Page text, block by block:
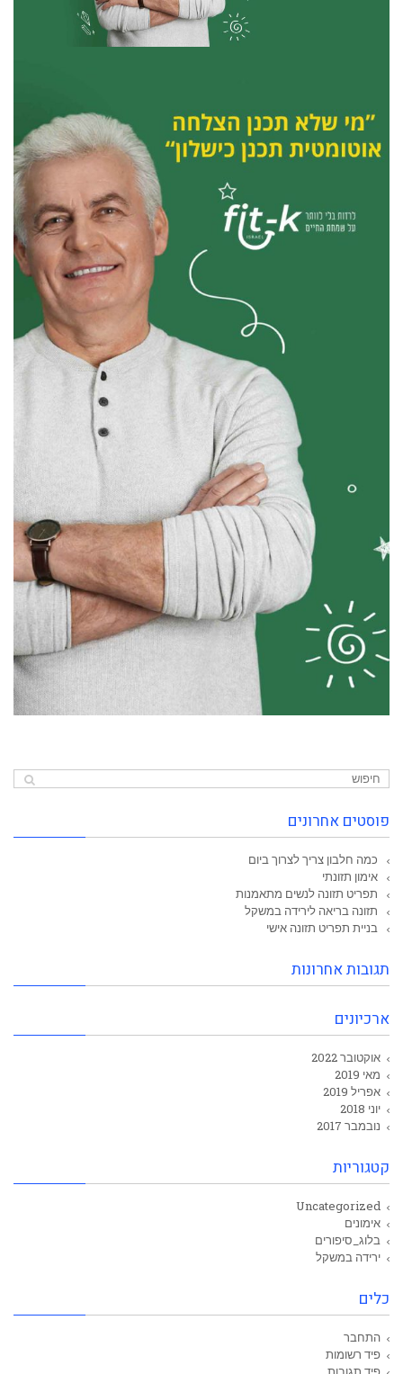
פוסטים אחרונים
כמה חלבון צריך לצרוך ביום
אימון תזונתי
תפריט תזונה לנשים מתאמנות
תזונה בריאה לירידה במשקל
בניית תפריט תזונה אישי
תגובות אחרונות
ארכיונים
אוקטובר 2022
מאי 2019
אפריל 2019
יוני 2018
נובמבר 2017
קטגוריות
Uncategorized
אימונים
בלוג_סיפורים
ירידה במשקל
כלים
התחבר
פיד רשומות